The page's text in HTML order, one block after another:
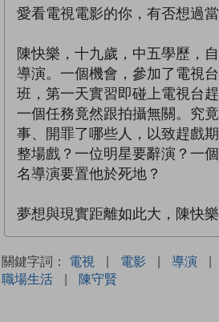
愛看電視電影的你，有否想過
陳快樂，十九歲，中五學歷，
導演。一個機會，參加了電視
班，第一天實習即碰上電視台
一個任務竟然跟拍攝無關。究
事、開罪了哪些人，以致趕戲
整場戲？一位明星要辭演？一
名導演要置他於死地？
夢想與現實距離如此大，陳快
關鍵字詞： 電視 | 電影 | 導演 |
職場生活
| 陳守賢